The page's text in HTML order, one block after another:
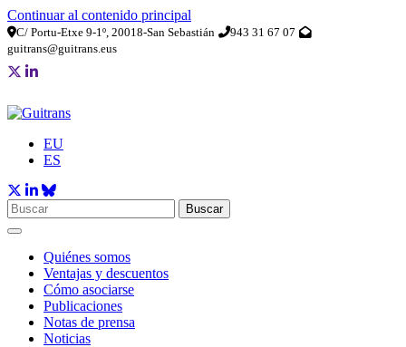
Continuar al contenido principal
C/ Portu-Etxe 9-1º, 20018-San Sebastián
943 31 67 07
guitrans@guitrans.eus
EU
ES
Buscar
Quiénes somos
Ventajas y descuentos
Cómo asociarse
Publicaciones
Notas de prensa
Noticias